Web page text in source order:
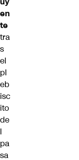
en
te
tra
s
el
pl
eb
isc
ito
de
l
pa
sa